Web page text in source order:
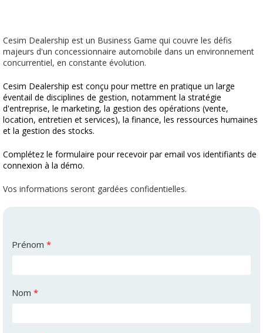
Cesim Dealership est un Business Game qui couvre les défis
majeurs d'un concessionnaire automobile dans un environnement
concurrentiel, en constante évolution.
Cesim Dealership est conçu pour mettre en pratique un large
éventail de disciplines de gestion, notamment la stratégie
d'entreprise, le marketing, la gestion des opérations (vente,
location, entretien et services), la finance, les ressources humaines
et la gestion des stocks.
Complétez le formulaire pour recevoir par email vos identifiants de
connexion à la démo.
Vos informations seront gardées confidentielles.
Prénom *
Nom *